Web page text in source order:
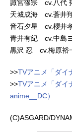
諏宮篠宗 cv.八代
天城成海 cv.蒼井
音石夕星 cv.櫻井
青井有紀 cv.中島
黒沢 忍 cv.梅原裕
>>TVアニメ「ダイ
>>TVアニメ「ダイ
anime__DC）
(C)ASGARD/